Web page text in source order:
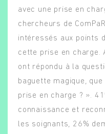
avec une prise en
chercheurs de
intéressés aux points
cette prise en charge.
ont répondu à la
baguette magique,
prise en charge ? ».
connaissance et
les soignants, 26%